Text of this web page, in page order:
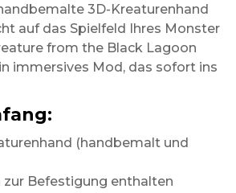
3D-Kreaturenhand
auf das Spielfeld Ihres Monster
from the Black Lagoon
immersives Mod, das sofort ins
(handbemalt und
zur Befestigung enthalten